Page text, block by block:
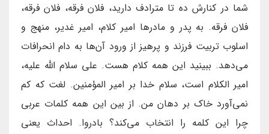
شما در کنارش ده تا مترادف دارید، فلان فرقه، فلان فرقه،
فلان فرقه. به پدر و مادرها امیر کلام، امیر غدیر، منهج و
اسلوب تربیت فرزند و پرهیز از ورود آن‌ها به دام انحرافات
می‌دهد. ببینید این همه کلام هست. علی سلام الله علیه،
امیر الکلام است، سلام خدا بر امیر المؤمنین. لغت که کم
نمی‌آورد خاک بر دهان من. از بین این همه کلمات عربی
چرا این کلمه را انتخاب می‌کند؟ بادروا. احداث یعنی